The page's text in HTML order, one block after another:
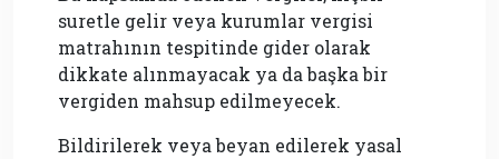
suretle gelir veya kurumlar vergisi
matrahının tespitinde gider olarak
dikkate alınmayacak ya da başka bir
vergiden mahsup edilmeyecek.
Bildirilerek veya beyan edilerek yasal